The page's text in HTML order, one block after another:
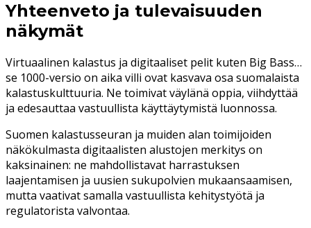
Yhteenveto ja tulevaisuuden
näkymät
Virtuaalinen kalastus ja digitaaliset pelit kuten Big Bass…
se 1000-versio on aika villi ovat kasvava osa suomalaista
kalastuskulttuuria. Ne toimivat väylänä oppia, viihdyttää
ja edesauttaa vastuullista käyttäytymistä luonnossa.
Suomen kalastusseuran ja muiden alan toimijoiden
näkökulmasta digitaalisten alustojen merkitys on
kaksinainen: ne mahdollistavat harrastuksen
laajentamisen ja uusien sukupolvien mukaansaamisen,
mutta vaativat samalla vastuullista kehitystyötä ja
regulatorista valvontaa.